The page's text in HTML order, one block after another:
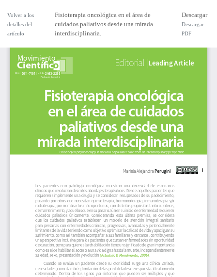
Volver a los
detalles del
artículo
Fisioterapia oncológica en el área de
cuidados paliativos desde una mirada
interdisciplinaria.
Descargar
Descargar
PDF